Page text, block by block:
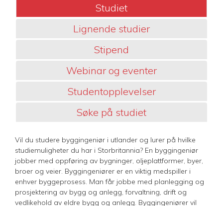
Studiet
Lignende studier
Stipend
Webinar og eventer
Studentopplevelser
Søke på studiet
Vil du studere byggingeniør i utlander og lurer på hvilke
studiemuligheter du har i Storbritannia? En byggingeniør
jobber med oppføring av bygninger, oljeplattformer, byer,
broer og veier. Byggingeniører er en viktig medspiller i
enhver byggeprosess. Man får jobbe med planlegging og
prosjektering av bygg og anlegg, forvaltning, drift og
vedlikehold av eldre bygg og anlegg. Byggingeniører vil